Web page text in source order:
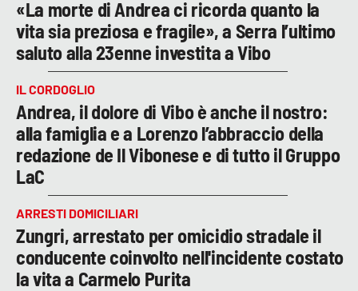
«La morte di Andrea ci ricorda quanto la
vita sia preziosa e fragile», a Serra l’ultimo
saluto alla 23enne investita a Vibo
IL CORDOGLIO
Andrea, il dolore di Vibo è anche il nostro:
alla famiglia e a Lorenzo l’abbraccio della
redazione de Il Vibonese e di tutto il Gruppo
LaC
ARRESTI DOMICILIARI
Zungri, arrestato per omicidio stradale il
conducente coinvolto nell'incidente costato
la vita a Carmelo Purita